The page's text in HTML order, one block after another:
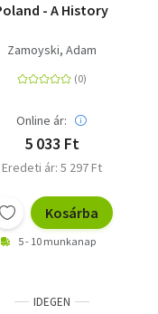
- A History
Zamoyski, Adam
Online ár:
5 033 Ft
Eredeti ár: 5 297 Ft
Kosárba
5 - 10 munkanap
IDEGEN